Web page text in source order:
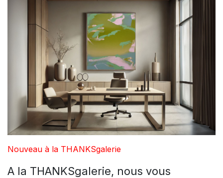
Nouveau à la THANKSgalerie
A la THANKSgalerie, nous vous